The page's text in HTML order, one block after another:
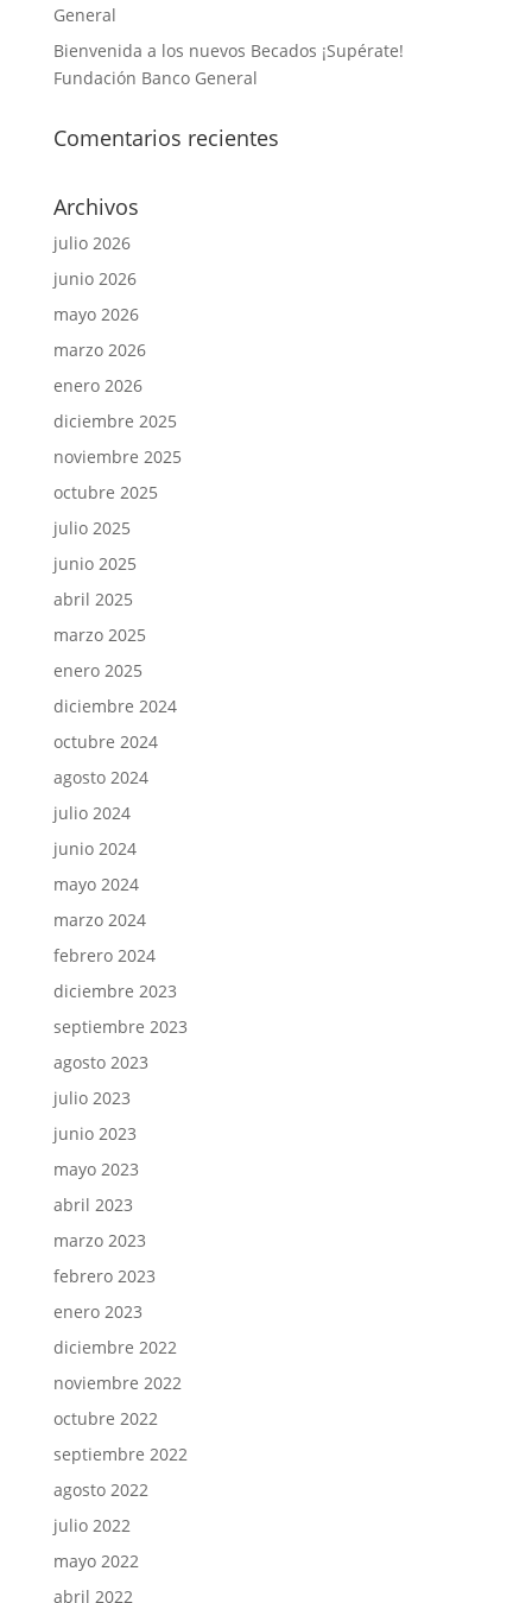
General
Bienvenida a los nuevos Becados ¡Supérate!
Fundación Banco General
Comentarios recientes
Archivos
julio 2026
junio 2026
mayo 2026
marzo 2026
enero 2026
diciembre 2025
noviembre 2025
octubre 2025
julio 2025
junio 2025
abril 2025
marzo 2025
enero 2025
diciembre 2024
octubre 2024
agosto 2024
julio 2024
junio 2024
mayo 2024
marzo 2024
febrero 2024
diciembre 2023
septiembre 2023
agosto 2023
julio 2023
junio 2023
mayo 2023
abril 2023
marzo 2023
febrero 2023
enero 2023
diciembre 2022
noviembre 2022
octubre 2022
septiembre 2022
agosto 2022
julio 2022
mayo 2022
abril 2022